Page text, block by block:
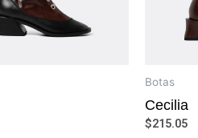
Botas
Cecilia
$215.05